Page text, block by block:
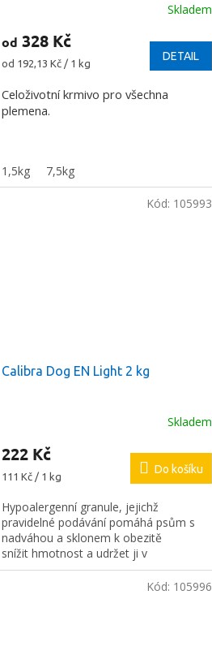
Skladem
od 328 Kč
Měrná
od 192,13 Kč / 1 kg
DETAIL
Celoživotní krmivo pro všechna
plemena.
1,5kg 7,5kg
Calibra Dog EN Light 2 kg
Skladem
222 Kč
Měrná
111 Kč / 1 kg
Do košíku
Hypoalergenní granule, jejichž
pravidelné podávání pomáhá psům s
nadváhou a sklonem k obezitě
snížit hmotnost a udržet ji v
optimální úrovni.
Kód: 105993
Kód: 105996